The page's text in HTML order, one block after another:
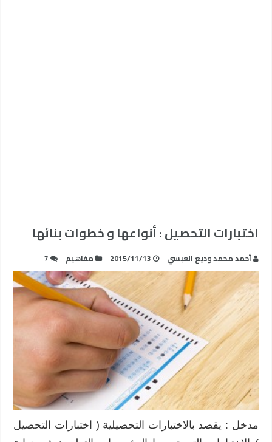
اختبارات التحصيل : أنواعها و خطوات بنائها
أحمد محمد وديع العبسي 2015/11/13 مفاهيم 7
مدخل : يقصد بالاختبارات التحصيلية ( اختبارات التحصيل